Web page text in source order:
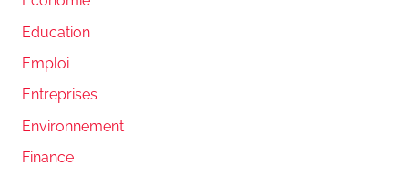
Education
Emploi
Entreprises
Environnement
Finance